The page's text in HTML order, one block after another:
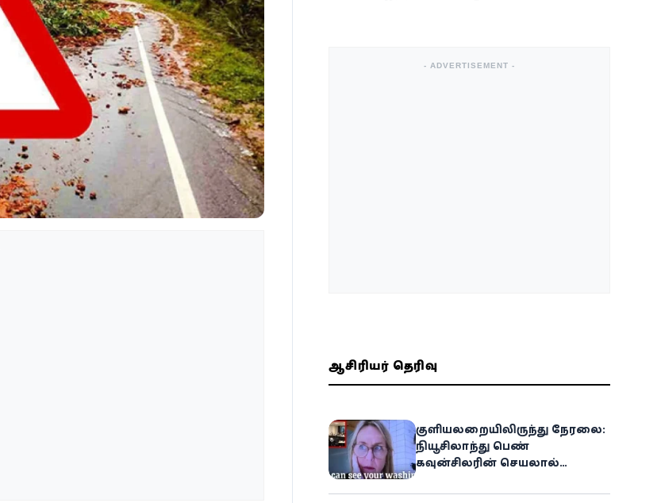
- ADVERTISEMENT -
ஆசிரியர் தெரிவு
குளியலறையிலிருந்து நேரலை:
நியூசிலாந்து பெண்
கவுன்சிலரின் செயலால்